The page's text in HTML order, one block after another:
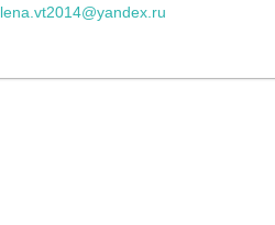
lena.vt2014@yandex.ru